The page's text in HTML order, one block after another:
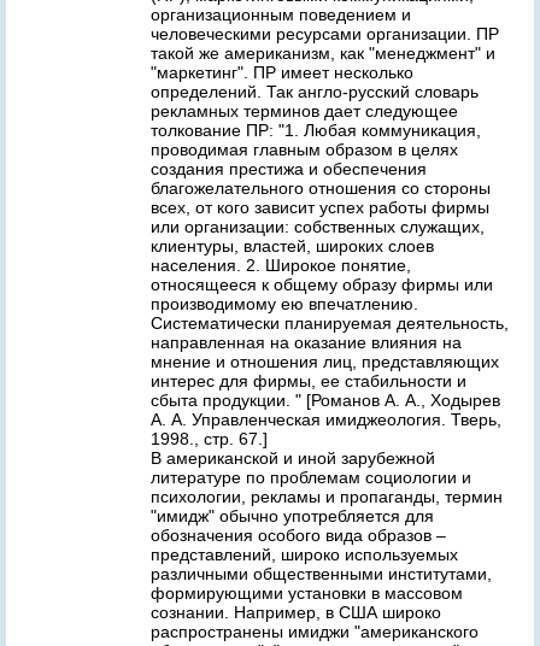
организационным поведением и
человеческими ресурсами организации. ПР
такой же американизм, как "менеджмент" и
"маркетинг". ПР имеет несколько
определений. Так англо-русский словарь
рекламных терминов дает следующее
толкование ПР: "1. Любая коммуникация,
проводимая главным образом в целях
создания престижа и обеспечения
благожелательного отношения со стороны
всех, от кого зависит успех работы фирмы
или организации: собственных служащих,
клиентуры, властей, широких слоев
населения. 2. Широкое понятие,
относящееся к общему образу фирмы или
производимому ею впечатлению.
Систематически планируемая деятельность,
направленная на оказание влияния на
мнение и отношения лиц, представляющих
интерес для фирмы, ее стабильности и
сбыта продукции. " [Романов А. А., Ходырев
А. А. Управленческая имиджеология. Тверь,
1998., стр. 67.]
В американской и иной зарубежной
литературе по проблемам социологии и
психологии, рекламы и пропаганды, термин
"имидж" обычно употребляется для
обозначения особого вида образов –
представлений, широко используемых
различными общественными институтами,
формирующими установки в массовом
сознании. Например, в США широко
распространены имиджи "американского